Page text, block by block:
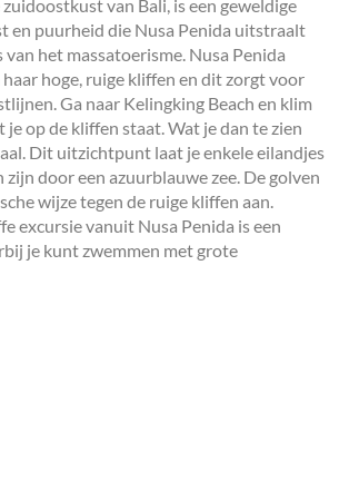
van Bali, is een geweldige
en puurheid die Nusa Penida uitstraalt
van het massatoerisme. Nusa Penida
hoge, ruige kliffen en dit zorgt voor
Ga naar Kelingking Beach en klim
je op de kliffen staat. Wat je dan te zien
Dit uitzichtpunt laat je enkele eilandjes
zijn door een azuurblauwe zee. De golven
wijze tegen de ruige kliffen aan.
excursie vanuit Nusa Penida is een
je kunt zwemmen met grote